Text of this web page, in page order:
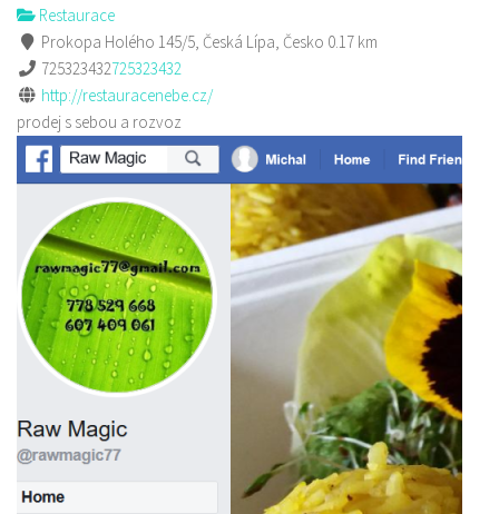
Restaurace
Prokopa Holého 145/5, Česká Lípa, Česko 0.17 km
725323432725323432
http://restauracenebe.cz/
prodej s sebou a rozvoz